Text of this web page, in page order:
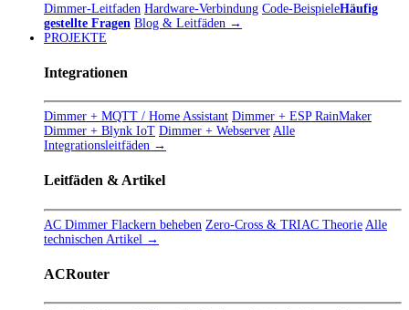
Dimmer-Leitfaden Hardware-Verbindung Code-BeispieleHäufig
gestellte Fragen Blog & Leitfäden →
PROJEKTE
Integrationen
Dimmer + MQTT / Home Assistant Dimmer + ESP RainMaker
Dimmer + Blynk IoT Dimmer + Webserver Alle
Integrationsleitfäden →
Leitfäden & Artikel
AC Dimmer Flackern beheben Zero-Cross & TRIAC Theorie Alle
technischen Artikel →
ACRouter